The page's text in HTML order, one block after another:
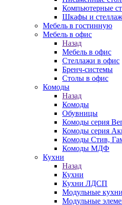
Компьютерные
Шкафы и
Мебель в гостинную
Мебель в офис
Назад
Мебель в офис
Стеллажи в офис
Бренч-системы
Столы в офис
Комоды
Назад
Комоды
Обувницы
Комоды серия
Комоды серия
Комоды Стив,
Комоды МДФ
Кухни
Назад
Кухни
Кухни ЛДСП
Модульные
Модульные